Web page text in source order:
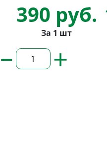
390 руб.
За 1 шт
– +